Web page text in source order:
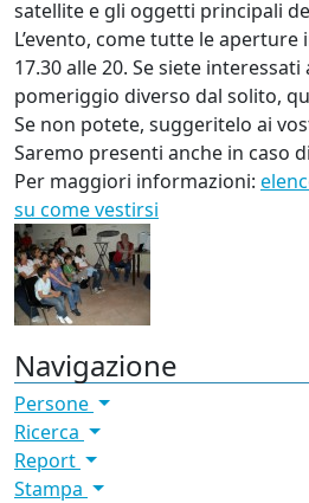
satellite e gli oggetti principali
L’evento, come tutte le
17.30 alle 20. Se siete interessati
pomeriggio diverso dal solito,
Se non potete, suggeritelo ai
Saremo presenti anche in caso
Per maggiori informazioni:
su come vestirsi
Navigazione
Persone
Ricerca
Report
Stampa